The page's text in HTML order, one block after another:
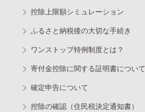
控除上限額シミュレーション
ふるさと納税後の大切な手続き
ワンストップ特例制度とは？
寄付金控除に関する証明書について
確定申告について
控除の確認（住民税決定通知書）